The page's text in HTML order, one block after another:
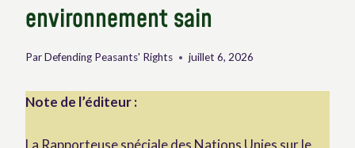
environnement sain
ParDefending Peasants' Rights juillet 6, 2026
Note de l’éditeur :
La Rapporteuse spéciale des Nations Unies sur le